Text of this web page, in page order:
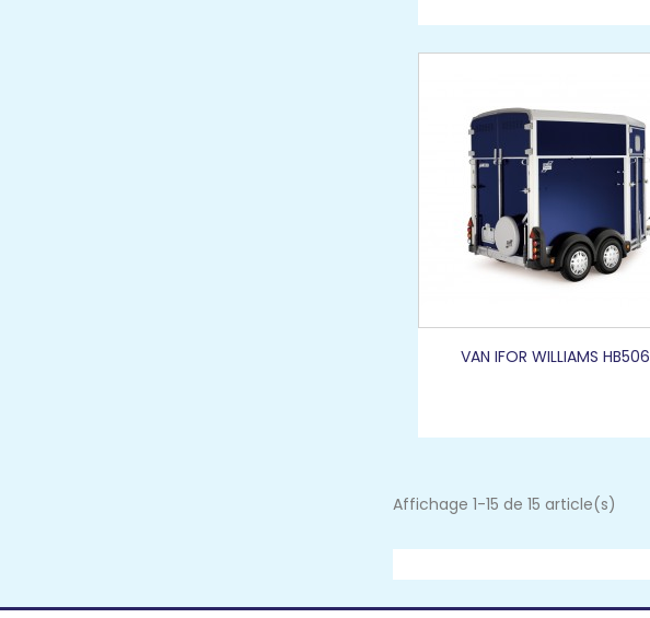
VAN IFOR WILLIAMS HB506
Affichage 1-15 de 15 article(s)